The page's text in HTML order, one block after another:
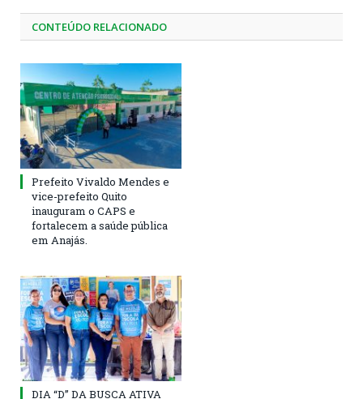
CONTEÚDO RELACIONADO
Prefeito Vivaldo Mendes e
vice-prefeito Quito
inauguram o CAPS e
fortalecem a saúde pública
em Anajás.
DIA “D” DA BUSCA ATIVA